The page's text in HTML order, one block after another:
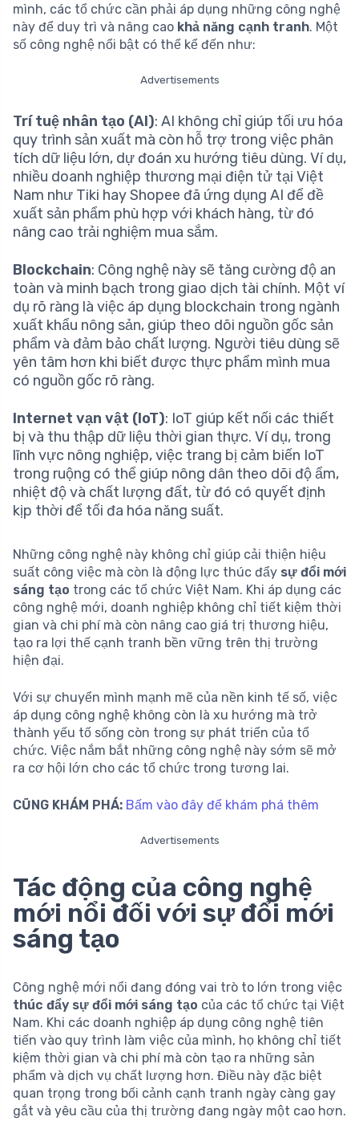
mình, các tổ chức cần phải áp dụng những công nghệ
này để duy trì và nâng cao khả năng cạnh tranh. Một
số công nghệ nổi bật có thể kể đến như:
Advertisements
Trí tuệ nhân tạo (AI): AI không chỉ giúp tối ưu hóa
quy trình sản xuất mà còn hỗ trợ trong việc phân
tích dữ liệu lớn, dự đoán xu hướng tiêu dùng. Ví dụ,
nhiều doanh nghiệp thương mại điện tử tại Việt
Nam như Tiki hay Shopee đã ứng dụng AI để đề
xuất sản phẩm phù hợp với khách hàng, từ đó
nâng cao trải nghiệm mua sắm.
Blockchain: Công nghệ này sẽ tăng cường độ an
toàn và minh bạch trong giao dịch tài chính. Một ví
dụ rõ ràng là việc áp dụng blockchain trong ngành
xuất khẩu nông sản, giúp theo dõi nguồn gốc sản
phẩm và đảm bảo chất lượng. Người tiêu dùng sẽ
yên tâm hơn khi biết được thực phẩm mình mua
có nguồn gốc rõ ràng.
Internet vạn vật (IoT): IoT giúp kết nối các thiết
bị và thu thập dữ liệu thời gian thực. Ví dụ, trong
lĩnh vực nông nghiệp, việc trang bị cảm biến IoT
trong ruộng có thể giúp nông dân theo dõi độ ẩm,
nhiệt độ và chất lượng đất, từ đó có quyết định
kịp thời để tối đa hóa năng suất.
Những công nghệ này không chỉ giúp cải thiện hiệu
suất công việc mà còn là động lực thúc đẩy sự đổi mới
sáng tạo trong các tổ chức Việt Nam. Khi áp dụng các
công nghệ mới, doanh nghiệp không chỉ tiết kiệm thời
gian và chi phí mà còn nâng cao giá trị thương hiệu,
tạo ra lợi thế cạnh tranh bền vững trên thị trường
hiện đại.
Với sự chuyển mình mạnh mẽ của nền kinh tế số, việc
áp dụng công nghệ không còn là xu hướng mà trở
thành yếu tố sống còn trong sự phát triển của tổ
chức. Việc nắm bắt những công nghệ này sớm sẽ mở
ra cơ hội lớn cho các tổ chức trong tương lai.
CŨNG KHÁM PHÁ: Bấm vào đây để khám phá thêm
Advertisements
Tác động của công nghệ
mới nổi đối với sự đổi mới
sáng tạo
Công nghệ mới nổi đang đóng vai trò to lớn trong việc
thúc đẩy sự đổi mới sáng tạo của các tổ chức tại Việt
Nam. Khi các doanh nghiệp áp dụng công nghệ tiên
tiến vào quy trình làm việc của mình, họ không chỉ tiết
kiệm thời gian và chi phí mà còn tạo ra những sản
phẩm và dịch vụ chất lượng hơn. Điều này đặc biệt
quan trọng trong bối cảnh cạnh tranh ngày càng gay
gắt và yêu cầu của thị trường đang ngày một cao hơn.